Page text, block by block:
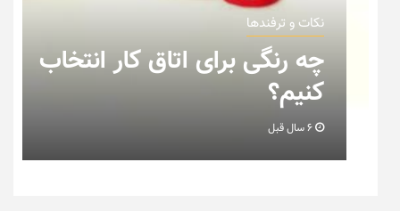
برای اتاق کار انتخاب
نکاتی که
خانه